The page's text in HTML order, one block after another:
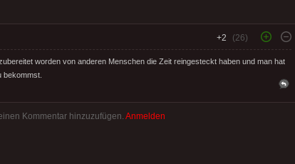
+2 (26)
worden von anderen Menschen die Zeit reingesteckt haben und man hat
bekommst.
Kommentar hinzuzufügen. Anmelden